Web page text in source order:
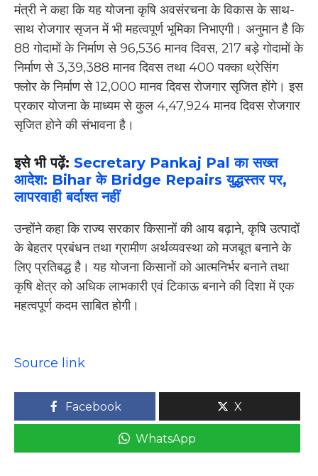
मंत्री ने कहा कि यह योजना कृषि अवसंरचना के विकास के साथ-
साथ रोजगार सृजन में भी महत्वपूर्ण भूमिका निभाएगी। अनुमान है कि
88 गोदामों के निर्माण से 96,536 मानव दिवस, 217 बड़े गोदामों के
निर्माण से 3,39,388 मानव दिवस तथा 400 पक्का थ्रेसिंग
फ्लोर के निर्माण से 12,000 मानव दिवस रोजगार सृजित होंगे। इस
प्रकार योजना के माध्यम से कुल 4,47,924 मानव दिवस रोजगार
सृजित होने की संभावना है।
इसे भी पढ़ें: Secretary Pankaj Pal का सख्त
आदेश: Bihar के Bridge Repairs युद्धस्तर पर,
लापरवाही बर्दाश्त नहीं
उन्होंने कहा कि राज्य सरकार किसानों की आय बढ़ाने, कृषि उत्पादों
के बेहतर प्रबंधन तथा ग्रामीण अर्थव्यवस्था को मजबूत बनाने के
लिए प्रतिबद्ध है। यह योजना किसानों को आत्मनिर्भर बनाने तथा
कृषि क्षेत्र को अधिक लाभकारी एवं टिकाऊ बनाने की दिशा में एक
महत्वपूर्ण कदम साबित होगी।
Source link
Facebook X
WhatsApp